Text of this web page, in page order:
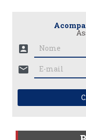
account_box
mail